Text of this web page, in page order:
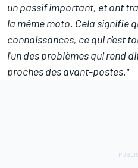
un passif important, et ont
la même moto. Cela signifie
connaissances, ce qui n'est
l'un des problèmes qui rend
proches des avant-postes."